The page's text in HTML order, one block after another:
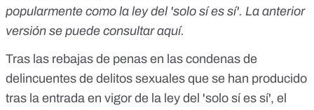
popularmente como la ley del 'solo sí es sí'. La anterior
versión se puede consultaraquí.
Tras las rebajas de penas en las condenas de
delincuentes de delitos sexuales que se han producido
tras la entrada en vigor de la ley del 'solo sí es sí', el